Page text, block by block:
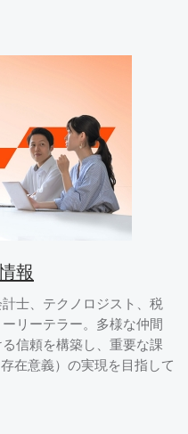
報
士、テクノロジスト、税
リーテラー。多様な仲間
信頼を構築し、重要な課
在意義）の実現を目指して